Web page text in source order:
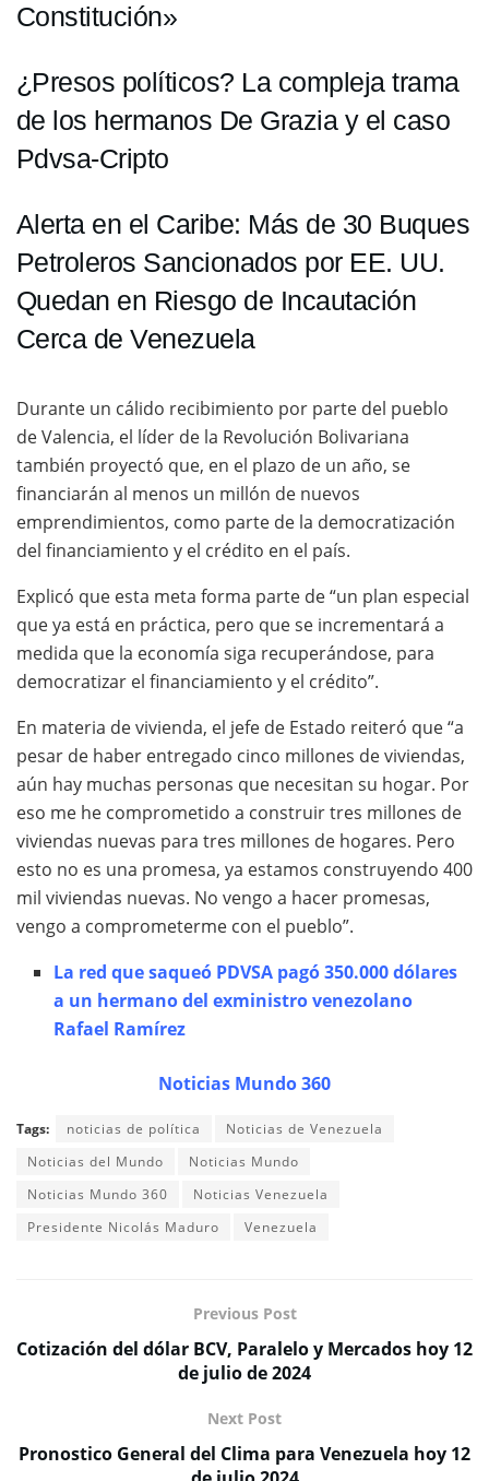
Constitución»
¿Presos políticos? La compleja trama
de los hermanos De Grazia y el caso
Pdvsa-Cripto
Alerta en el Caribe: Más de 30 Buques
Petroleros Sancionados por EE. UU.
Quedan en Riesgo de Incautación
Cerca de Venezuela
Durante un cálido recibimiento por parte del pueblo
de Valencia, el líder de la Revolución Bolivariana
también proyectó que, en el plazo de un año, se
financiarán al menos un millón de nuevos
emprendimientos, como parte de la democratización
del financiamiento y el crédito en el país.
Explicó que esta meta forma parte de “un plan especial
que ya está en práctica, pero que se incrementará a
medida que la economía siga recuperándose, para
democratizar el financiamiento y el crédito”.
En materia de vivienda, el jefe de Estado reiteró que “a
pesar de haber entregado cinco millones de viviendas,
aún hay muchas personas que necesitan su hogar. Por
eso me he comprometido a construir tres millones de
viviendas nuevas para tres millones de hogares. Pero
esto no es una promesa, ya estamos construyendo 400
mil viviendas nuevas. No vengo a hacer promesas,
vengo a comprometerme con el pueblo”.
La red que saqueó PDVSA pagó 350.000 dólares
a un hermano del exministro venezolano
Rafael Ramírez
Noticias Mundo 360
Tags: noticias de política
Noticias de Venezuela
Noticias del Mundo
Noticias Mundo
Noticias Mundo 360
Noticias Venezuela
Presidente Nicolás Maduro
Venezuela
Previous Post
Cotización del dólar BCV, Paralelo y Mercados hoy 12
de julio de 2024
Next Post
Pronostico General del Clima para Venezuela hoy 12